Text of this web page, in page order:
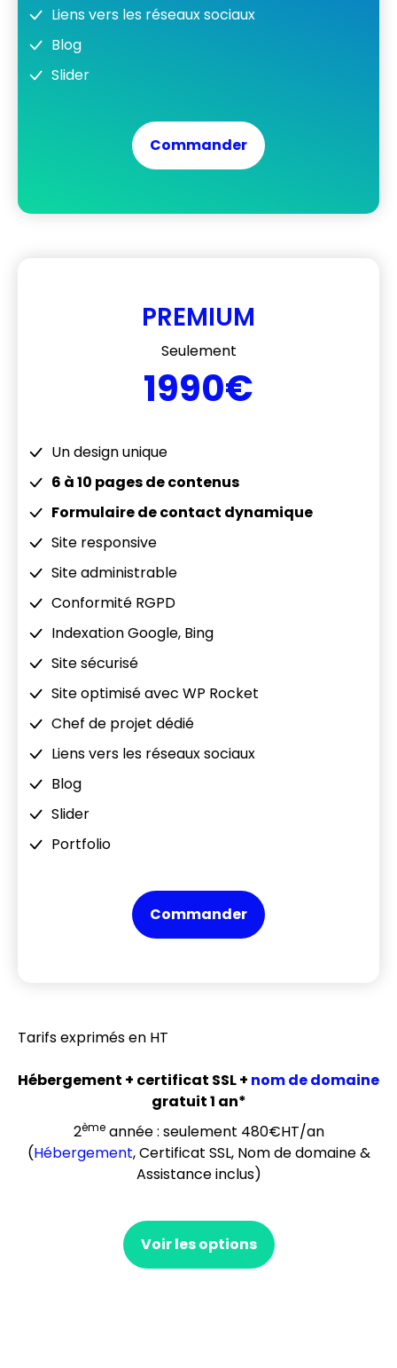
Liens vers les réseaux sociaux
Blog
Slider
Commander
PREMIUM
Seulement
1990€
Un design unique
6 à 10 pages de contenus
Formulaire de contact dynamique
Site responsive
Site administrable
Conformité RGPD
Indexation Google, Bing
Site sécurisé
Site optimisé avec WP Rocket
Chef de projet dédié
Liens vers les réseaux sociaux
Blog
Slider
Portfolio
Commander
Tarifs exprimés en HT
Hébergement + certificat SSL + nom de domaine
gratuit 1 an*
2èmeannée : seulement 480€HT/an
(Hébergement, Certificat SSL, Nom de domaine &
Assistance inclus)
Voir les options